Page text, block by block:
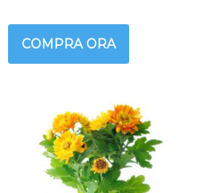
COMPRA ORA